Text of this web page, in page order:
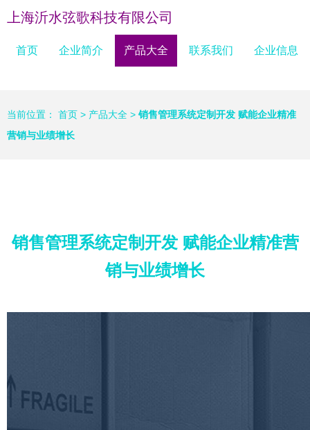
上海沂水弦歌科技有限公司
首页 企业简介 产品大全 联系我们 企业信息
当前位置： 首页 > 产品大全 > 销售管理系统定制开发 赋能企业精准
营销与业绩增长
销售管理系统定制开发 赋能企业精准营
销与业绩增长